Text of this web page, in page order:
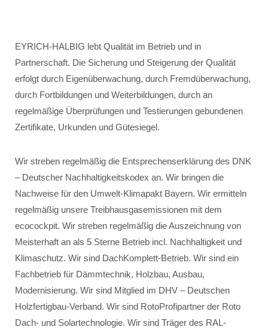
EYRICH-HALBIG lebt Qualität im Betrieb und in
Partnerschaft. Die Sicherung und Steigerung der Qualität
erfolgt durch Eigenüberwachung, durch Fremdüberwachung,
durch Fortbildungen und Weiterbildungen, durch an
regelmäßige Überprüfungen und Testierungen gebundenen
Zertifikate, Urkunden und Gütesiegel.
Wir streben regelmäßig die Entsprechenserklärung des DNK
– Deutscher Nachhaltigkeitskodex an. Wir bringen die
Nachweise für den Umwelt-Klimapakt Bayern. Wir ermitteln
regelmäßig unsere Treibhausgasemissionen mit dem
ecocockpit. Wir streben regelmäßig die Auszeichnung von
Meisterhaft an als 5 Sterne Betrieb incl. Nachhaltigkeit und
Klimaschutz. Wir sind DachKomplett-Betrieb. Wir sind ein
Fachbetrieb für Dämmtechnik, Holzbau, Ausbau,
Modernisierung. Wir sind Mitglied im DHV – Deutschen
Holzfertigbau-Verband. Wir sind RotoProfipartner der Roto
Dach- und Solartechnologie. Wir sind Träger des RAL-